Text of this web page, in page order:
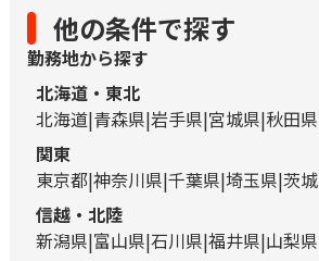
他の条件で探す
勤務地から探す
北海道・東北
北海道 青森県 岩手県 宮城県 秋田県
関東
東京都 神奈川県 千葉県 埼玉県 茨
信越・北陸
新潟県 富山県 石川県 福井県 山梨県